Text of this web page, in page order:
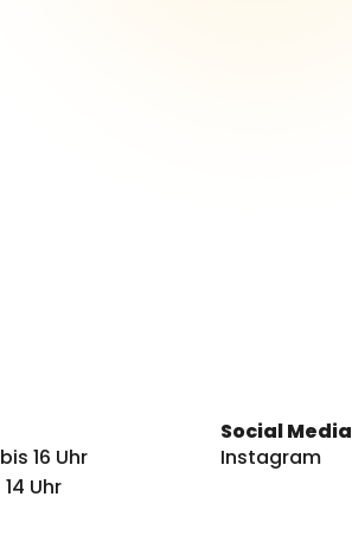
16 Uhr
Uhr
Social Media
Instagram